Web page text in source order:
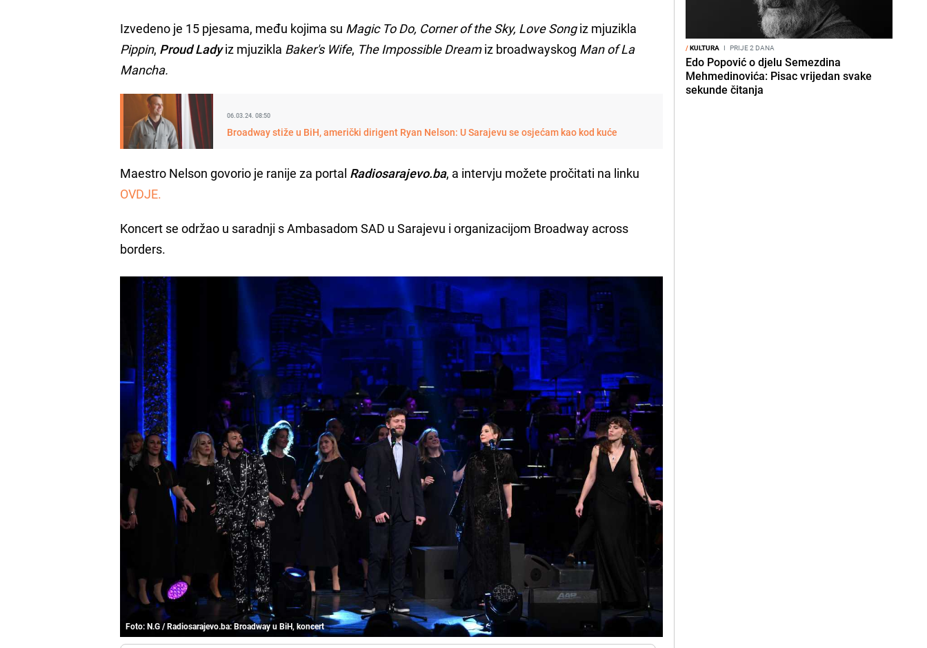
Izvedeno je 15 pjesama, među kojima su Magic To Do, Corner of the Sky, Love Songiz mjuzikla
Pippin, Proud Ladyiz mjuzikla Baker's Wife, The Impossible Dreamiz broadwayskog Man of La
Mancha.
06.03.24. 08:50
Broadway stiže u BiH, američki dirigent Ryan Nelson: U Sarajevu se osjećam kao kod kuće
Maestro Nelson govorio je ranije za portal Radiosarajevo.ba, a intervju možete pročitati na linku
OVDJE.
Koncert se održao u saradnji s Ambasadom SAD u Sarajevu i organizacijom Broadway across
borders.
Foto: N.G / Radiosarajevo.ba: Broadway u BiH, koncert
/KULTURA I PRIJE 2 DANA
Edo Popović o djelu Semezdina
Mehmedinovića: Pisac vrijedan svake
sekunde čitanja